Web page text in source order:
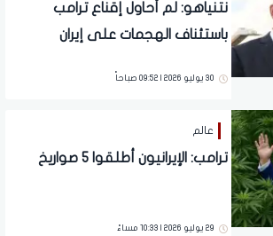
نتنياهو: لم أحاول إقناع ترامب
باستئناف الهجمات على إيران
30 يوليو 2026 | 09:52 صباحاً
عالم
ترامب: الإيرانيون أطلقوا 5 صواريخ
29 يوليو 2026 | 10:33 مساءً